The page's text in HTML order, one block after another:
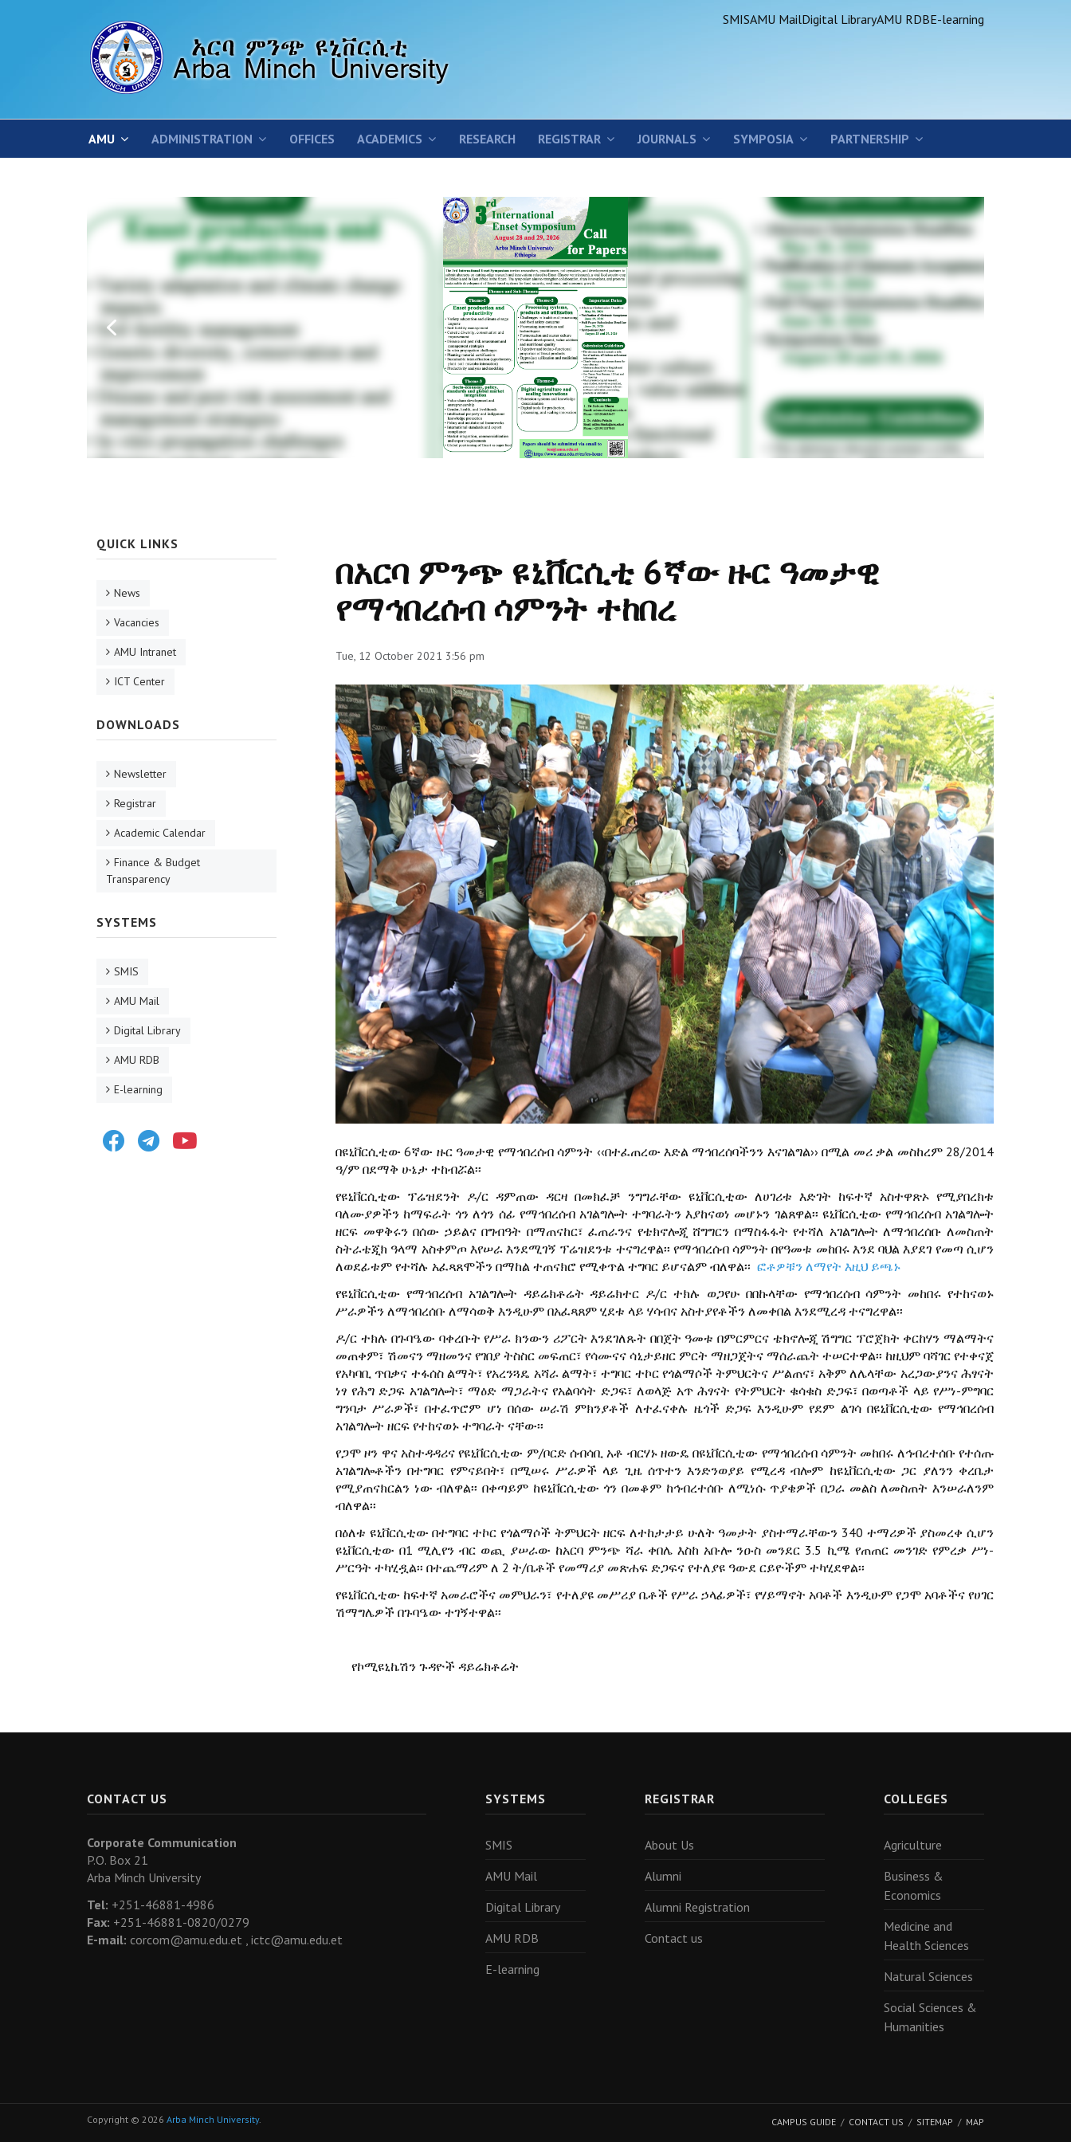
SMISAMU MailDigital LibraryAMU RDBE-learning
AMU ADMINISTRATION OFFICES ACADEMICS RESEARCH REGISTRAR JOURNALS SYMPOSIA PARTNERSHIP
በአርባ ምንጭ ዩኒቨርሲቲ 6ኛው ዙር ዓመታዊ
የማኅበረሰብ ሳምንት ተከበረ
Tue, 12 October 2021 3:56 pm
በዩኒቨርሲቲው 6ኛው ዙር ዓመታዊ የማኅበረሰብ ሳምንት ‹‹በተፈጠረው እድል ማኅበረሰባችንን እናገልግል›› በሚል መሪ ቃል መስከረም 28/2014
ዓ/ም በደማቅ ሁኔታ ተከብሯል፡፡
የዩኒቨርሲቲው ፕሬዝደንት ዶ/ር ዳምጠው ዳርዛ በመክፈቻ ንግግራቸው ዩኒቨርሲቲው ለሀገሪቱ እድገት ከፍተኛ አስተዋጽኦ የሚያበረክቱ
ባለሙያዎችን ከማፍራት ጎን ለጎን ሰፊ የማኅበረሰብ አገልግሎት ተግባራትን እያከናወነ መሆኑን ገልጸዋል፡፡ ዩኒቨርሲቲው የማኅበረሰብ አገልግሎት
ዘርፍ መዋቅሩን በሰው ኃይልና በግብዓት በማጠናከር፣ ፈጠራንና የቴክኖሎጂ ሸግግርን በማስፋፋት የተሻለ አገልግሎት ለማኅበረሰቡ ለመስጠት
ስትራቴጂክ ዓላማ አስቀምጦ እየሠራ እንደሚገኝ ፕሬዝደንቱ ተናግረዋል፡፡ የማኅበረሰብ ሳምንት በየዓመቱ መከበሩ እንደ ባህል እያደገ የመጣ ሲሆን
ለወደፊቱም የተሻሉ አፈጻጸሞችን በማከል ተጠናክሮ የሚቀጥል ተግባር ይሆናልም ብለዋል፡፡ ፎቶዎቹን ለማየት እዚህ ይጫኑ
የዩኒቨርሲቲው የማኅበረሰብ አገልግሎት ዳይሬክቶሬት ዳይሬክተር ዶ/ር ተክሉ ወጋየሁ በበኩላቸው የማኅበረሰብ ሳምንት መከበሩ የተከናወኑ
ሥራዎችን ለማኅበረሰቡ ለማሳወቅ እንዲሁም በአፈጻጸም ሂደቱ ላይ ሃሳብና አስተያየቶችን ለመቀበል እንደሚረዳ ተናግረዋል፡፡
ዶ/ር ተክሉ በጉባዔው ባቀረቡት የሥራ ክንውን ሪፖርት እንደገለጹት በበጀት ዓመቱ በምርምርና ቴክኖሎጂ ሽግግር ፕሮጀክት ቀርከሃን ማልማትና
መጠቀም፣ ሽመናን ማዘመንና የገበያ ትስስር መፍጠር፣ የሳሙናና ሳኒታይዘር ምርት ማዘጋጀትና ማሰራጨት ተሠርተዋል፡፡ ከዚህም ባሻገር የተቀናጀ
የአካባቢ ጥበቃና ተፋሰስ ልማት፣ የአረንጓዴ አሻራ ልማት፣ ተግባር ተኮር የጎልማሶች ትምህርትና ሥልጠና፣ አቅም ለሌላቸው አረጋውያንና ሕፃናት
ነፃ የሕግ ድጋፍ አገልግሎት፣ ማዕድ ማጋራትና የአልባሳት ድጋፍ፣ ለወላጅ አጥ ሕፃናት የትምህርት ቁሳቁስ ድጋፍ፣ በወጣቶች ላይ የሥነ-ምግባር
ግንባታ ሥራዎች፣ በተፈጥሮም ሆነ በሰው ሠራሽ ምክንያቶች ለተፈናቀሉ ዜጎች ድጋፍ እንዲሁም የደም ልገሳ በዩኒቨርሲቲው የማኅበረሰብ
አገልግሎት ዘርፍ የተከናወኑ ተግባራት ናቸው፡፡
የጋሞ ዞን ዋና አስተዳዳሪና የዩኒቨርሲቲው ም/ቦርድ ሰብሳቢ አቶ ብርሃኑ ዘውዴ በዩኒቨርሲቲው የማኅበረሰብ ሳምንት መከበሩ ለኅብረተሰቡ የተሰጡ
አገልግሎቶችን በተግባር የምናይበት፣ በሚሠሩ ሥራዎች ላይ ጊዜ ሰጥተን እንድንወያይ የሚረዳ ብሎም ከዩኒቨርሲቲው ጋር ያለንን ቀረቤታ
የሚያጠናክርልን ነው ብለዋል፡፡ በቀጣይም ከዩኒቨርሲቲው ጎን በመቆም ከኅብረተሰቡ ለሚነሱ ጥያቄዎች በጋራ መልስ ለመስጠት እንሠራለንም
ብለዋል፡፡
በዕለቱ ዩኒቨርሲቲው በተግባር ተኮር የጎልማሶች ትምህርት ዘርፍ ለተከታታይ ሁለት ዓመታት ያስተማራቸውን 340 ተማሪዎች ያስመረቀ ሲሆን
ዩኒቨርሲቲው በ1 ሚሊየን ብር ወጪ ያሠራው ከአርባ ምንጭ ሻራ ቀበሌ እስከ አቡሎ ንዑስ መንደር 3.5 ኪሜ የጠጠር መንገድ የምረቃ ሥነ-
ሥርዓት ተካሂዷል፡፡ በተጨማሪም ለ 2 ት/ቤቶች የመማሪያ መጽሐፍ ድጋፍና የተለያዩ ዓውደ ርይዮችም ተካሂደዋል፡፡
የዩኒቨርሲቲው ከፍተኛ አመራሮችና መምህራን፣ የተለያዩ መሥሪያ ቤቶች የሥራ ኃላፊዎች፣ የሃይማኖት አባቶች እንዲሁም የጋሞ አባቶችና የሀገር
ሽማግሌዎች በጉባዔው ተገኝተዋል፡፡
የኮሚዩኒኬሽን ጉዳዮች ዳይሬክቶሬት
QUICK LINKS
News
Vacancies
AMU Intranet
ICT Center
DOWNLOADS
Newsletter
Registrar
Academic Calendar
Finance & Budget
Transparency
SYSTEMS
SMIS
AMU Mail
Digital Library
AMU RDB
E-learning
FacebookTelegram
CONTACT US
Corporate Communication
P.O. Box 21
Arba Minch University
Tel: +251-46881-4986
Fax: +251-46881-0820/0279
E-mail: corcom@amu.edu.et , ictc@amu.edu.et
SYSTEMS
SMIS
AMU Mail
Digital Library
AMU RDB
E-learning
REGISTRAR
About Us
Alumni
Alumni Registration
Contact us
COLLEGES
Agriculture
Business &
Economics
Medicine and
Health Sciences
Natural Sciences
Social Sciences &
Humanities
Copyright © 2026 Arba Minch University. CAMPUS GUIDE CONTACT US SITEMAP MAP